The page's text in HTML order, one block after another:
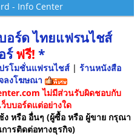
- Info Center
อร์ด ไทยแฟรนไชส์
ร์ฟรี! *
รโมชั่นแฟรนไชส์ | ร้านหนังสือ
ลงโฆษณา
ไม่มีส่วนรับผิดชอบกับ
บบอร์ดแต่อย่างใด
ง หรือ อื่นๆ (ผู้ซื้อ หรือ ผู้ขาย กรุณา
รติดต่อทางธุรกิจ)